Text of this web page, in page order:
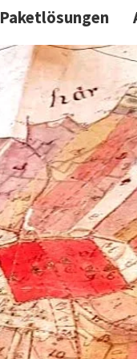
Paketlösungen